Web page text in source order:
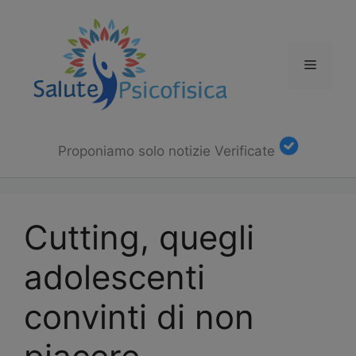
Menu
Proponiamo solo notizie Verificate
Cutting, quegli
adolescenti
convinti di non